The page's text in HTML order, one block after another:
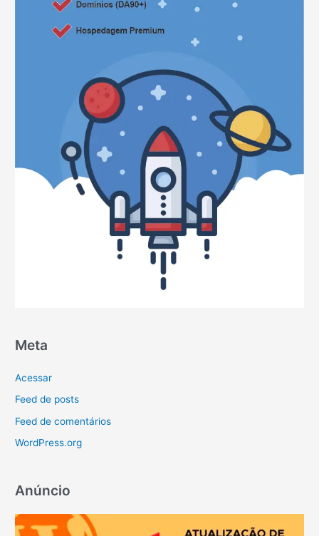
Meta
Acessar
Feed de posts
Feed de comentários
WordPress.org
Anúncio